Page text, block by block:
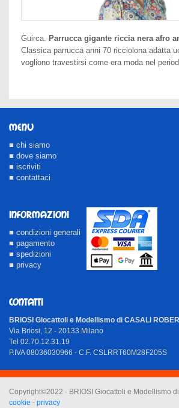
Guirca. Parrucca gigante riccia nera afro
Classica parrucca anni 70 ricciolona adatta
vogliono travestirsi come era moda nel
MENU
■ chi siamo
■ dove siamo
■ iscriviti
■ contattaci
INFORMAZIONI
■ condizioni generali
■ pagamento
■ spedizioni
■ privacy
CONTATTI
BRIOSI Giocattoli e Modellismo di CASALI
Via Briosi, 12 - 20133 Milano
Tel 02.70.12.31.19
P.IVA 08036030966 - C.F. CSLRRT60M28F205S
Copyright©2022 - BRIOSI Giocattoli e Modellismo
cookie - privacy